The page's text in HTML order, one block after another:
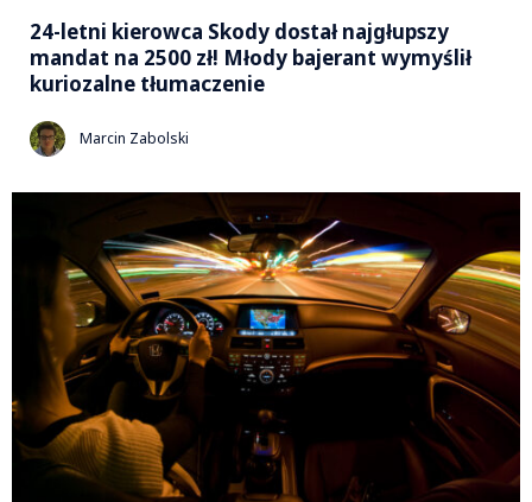
24-letni kierowca Skody dostał najgłupszy
mandat na 2500 zł! Młody bajerant wymyślił
kuriozalne tłumaczenie
Marcin Zabolski